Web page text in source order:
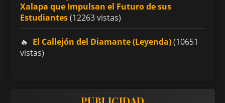
Xalapa que Impulsan el Futuro de sus
Estudiantes(12263 vistas)
El Callejón del Diamante (Leyenda)(10651
vistas)